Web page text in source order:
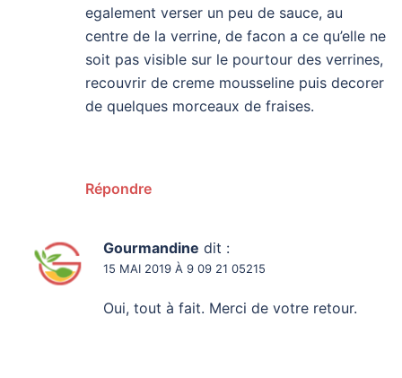
egalement verser un peu de sauce, au
centre de la verrine, de facon a ce qu’elle ne
soit pas visible sur le pourtour des verrines,
recouvrir de creme mousseline puis decorer
de quelques morceaux de fraises.
Répondre
Gourmandine dit :
15 MAI 2019 À 9 09 21 05215
Oui, tout à fait. Merci de votre retour.